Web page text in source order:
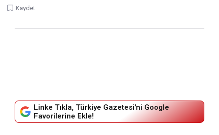
Kaydet
Linke Tıkla, Türkiye Gazetesi'ni Google
Favorilerine Ekle!